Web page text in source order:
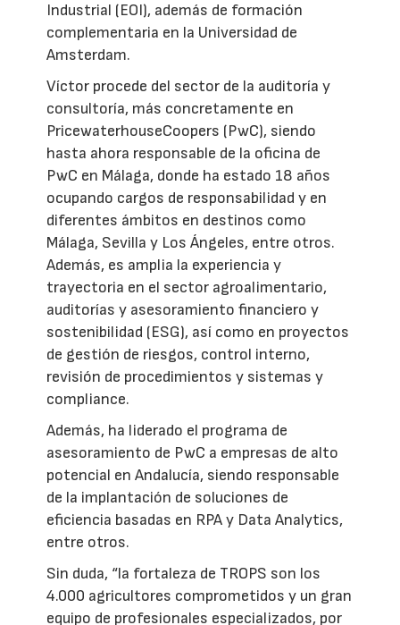
Industrial (EOI), además de formación
complementaria en la Universidad de
Amsterdam.
Víctor procede del sector de la auditoría y
consultoría, más concretamente en
PricewaterhouseCoopers (PwC), siendo
hasta ahora responsable de la oficina de
PwC en Málaga, donde ha estado 18 años
ocupando cargos de responsabilidad y en
diferentes ámbitos en destinos como
Málaga, Sevilla y Los Ángeles, entre otros.
Además, es amplia la experiencia y
trayectoria en el sector agroalimentario,
auditorías y asesoramiento financiero y
sostenibilidad (ESG), así como en proyectos
de gestión de riesgos, control interno,
revisión de procedimientos y sistemas y
compliance.
Además, ha liderado el programa de
asesoramiento de PwC a empresas de alto
potencial en Andalucía, siendo responsable
de la implantación de soluciones de
eficiencia basadas en RPA y Data Analytics,
entre otros.
Sin duda, “la fortaleza de TROPS son los
4.000 agricultores comprometidos y un gran
equipo de profesionales especializados, por